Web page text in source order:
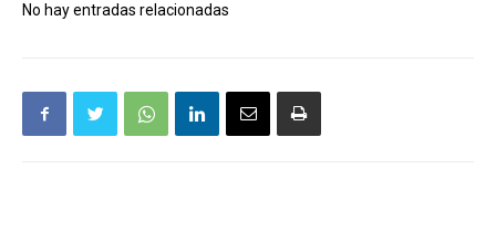
No hay entradas relacionadas